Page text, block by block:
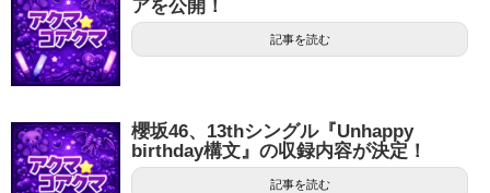
アを公開！
記事を読む
櫻坂46、13thシングル『Unhappy
birthday構文』の収録内容が決定！
記事を読む